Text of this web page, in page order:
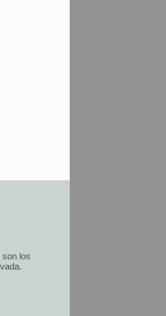
los